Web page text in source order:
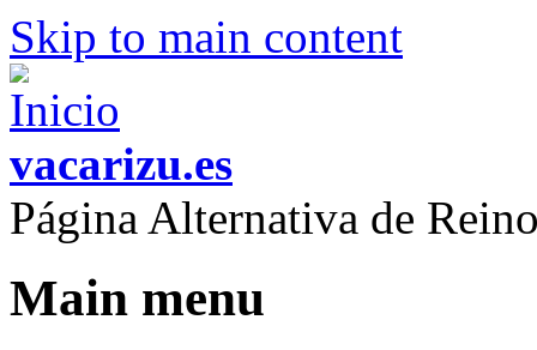
Skip to main content
vacarizu.es
Página Alternativa de
Main menu